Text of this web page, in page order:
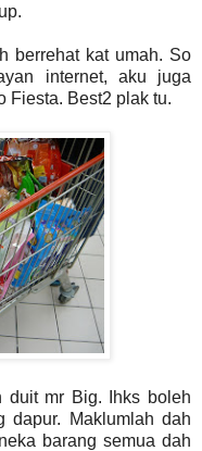
berrehat kat umah. So
internet, aku juga
Fiesta. Best2 plak tu.
duit mr Big. Ihks boleh
dapur. Maklumlah dah
barang semua dah